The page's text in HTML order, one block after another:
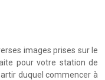
images prises sur le
pour votre station de
duquel commencer à